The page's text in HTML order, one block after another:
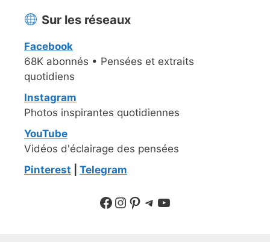
Sur les réseaux
Facebook
68K abonnés • Pensées et extraits
quotidiens
Instagram
Photos inspirantes quotidiennes
YouTube
Vidéos d'éclairage des pensées
Pinterest
Telegram
Suivre sur Facebook
Suivre sur Instagram
Pinterest
Sur Telegram
YouTube